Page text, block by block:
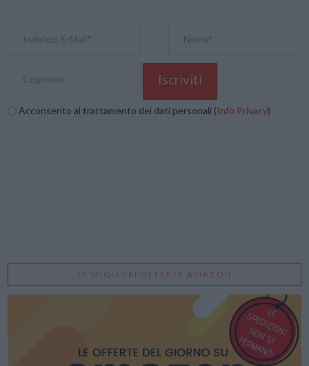
Acconsento al trattamento dei dati personali (Info Privacy)
LE MIGLIORI OFFERTE AMAZON